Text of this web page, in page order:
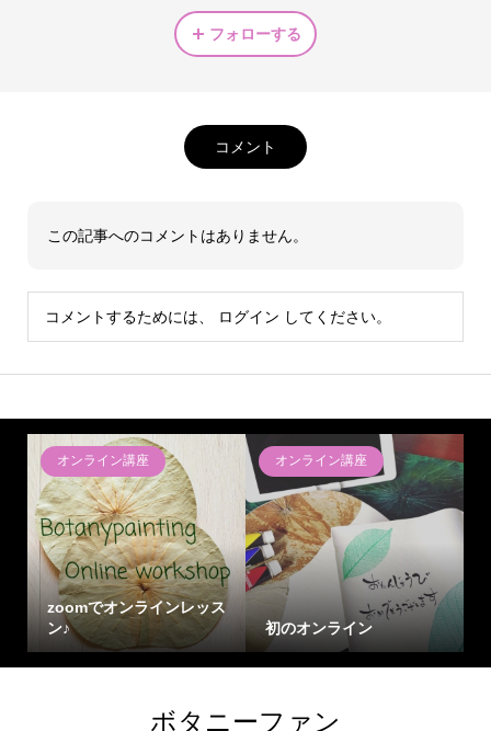
フォローする
コメント
この記事へのコメントはありません。
コメントするためには、 ログイン してください。
オンライン講座
zoomでオンラインレッス
ン♪
オンライン講座
初のオンライン
ボタニーファン